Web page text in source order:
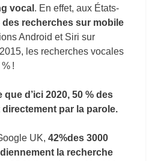
vocal . En effet, aux États-
des recherches sur mobile
Android et Siri sur
les recherches vocales
!
d’ici 2020, 50 % des
par la parole.
UK,42%des 3000
la recherche